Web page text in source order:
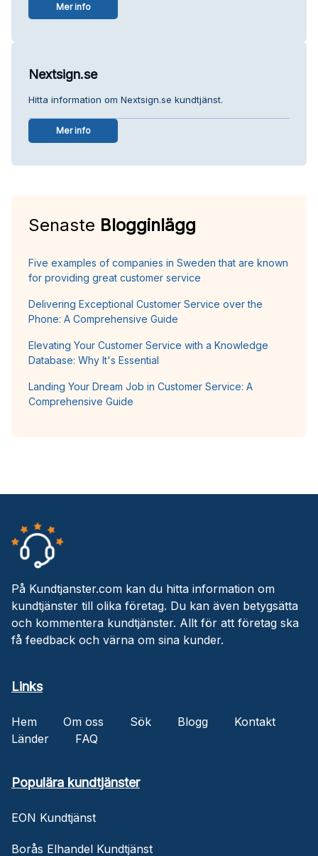
Mer info
Nextsign.se
Hitta information om Nextsign.se kundtjänst.
Mer info
Senaste Blogginlägg
Five examples of companies in Sweden that are known
for providing great customer service
Delivering Exceptional Customer Service over the
Phone: A Comprehensive Guide
Elevating Your Customer Service with a Knowledge
Database: Why It's Essential
Landing Your Dream Job in Customer Service: A
Comprehensive Guide
På Kundtjanster.com kan du hitta information om
kundtjänster till olika företag. Du kan även betygsätta
och kommentera kundtjänster. Allt för att företag ska
få feedback och värna om sina kunder.
Links
Hem Om oss Sök Blogg
Kontakt
Länder
FAQ
Populära kundtjänster
EON Kundtjänst
Borås Elhandel Kundtjänst